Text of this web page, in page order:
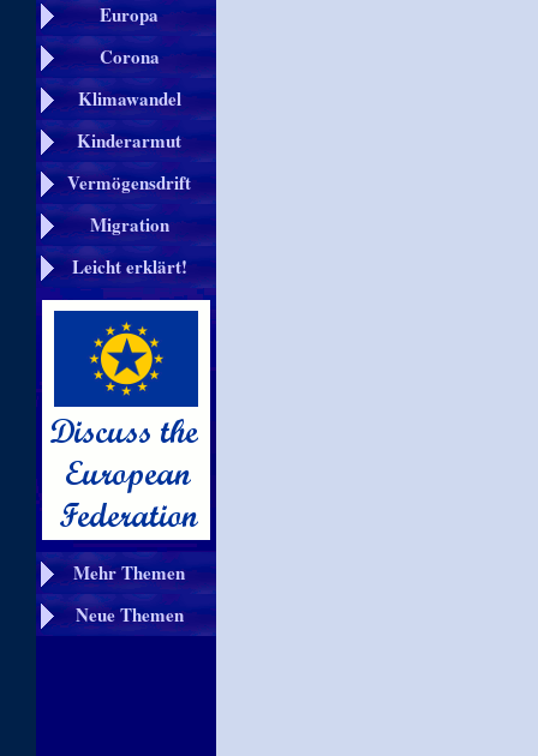
Europa
Corona
Klimawandel
Kinderarmut
Vermögensdrift
Migration
Leicht erklärt!
Mehr Themen
Neue Themen